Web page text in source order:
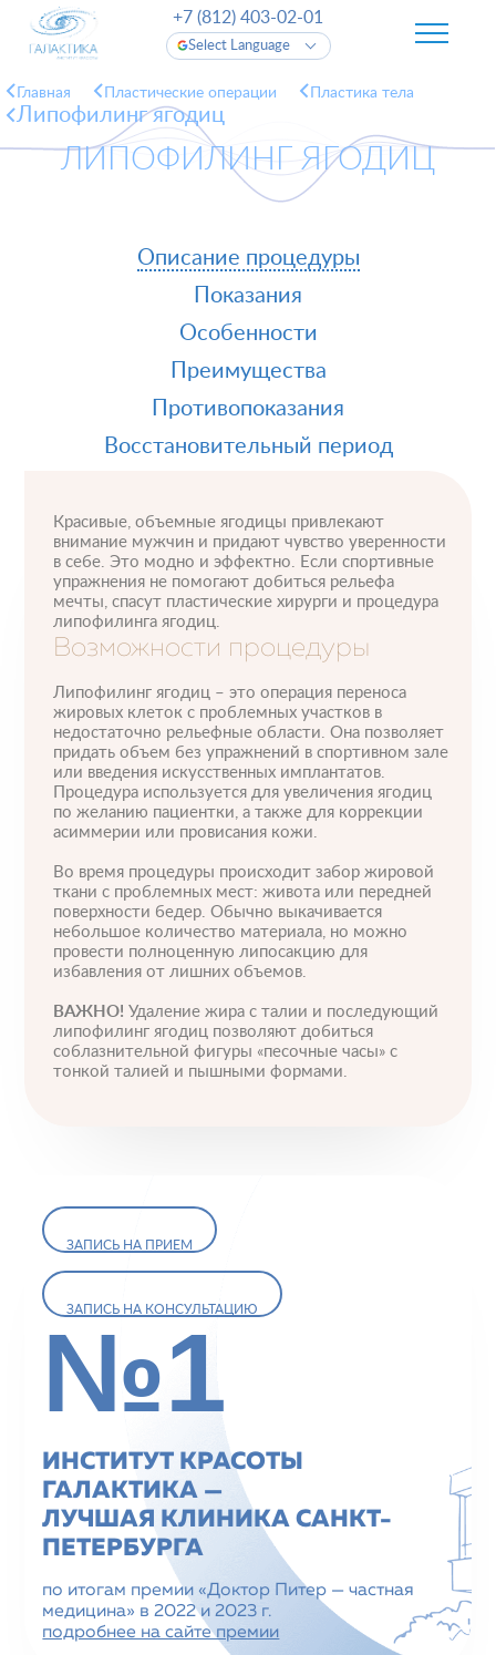
Select Language
+7 (812) 403-02-01
Главная Пластические операции Пластика тела
Липофилинг ягодиц
ЛИПОФИЛИНГ ЯГОДИЦ
Описание процедуры
Показания
Особенности
Преимущества
Противопоказания
Восстановительный период
Красивые, объемные ягодицы привлекают
внимание мужчин и придают чувство уверенности
в себе. Это модно и эффектно. Если спортивные
упражнения не помогают добиться рельефа
мечты, спасут пластические хирурги и процедура
липофилинга ягодиц.
Возможности процедуры
Липофилинг ягодиц – это операция переноса
жировых клеток с проблемных участков в
недостаточно рельефные области. Она позволяет
придать объем без упражнений в спортивном зале
или введения искусственных имплантатов.
Процедура используется для увеличения ягодиц
по желанию пациентки, а также для коррекции
асиммерии или провисания кожи.
Во время процедуры происходит забор жировой
ткани с проблемных мест: живота или передней
поверхности бедер. Обычно выкачивается
небольшое количество материала, но можно
провести полноценную липосакцию для
избавления от лишних объемов.
ВАЖНО! Удаление жира с талии и последующий
липофилинг ягодиц позволяют добиться
соблазнительной фигуры «песочные часы» с
тонкой талией и пышными формами.
№1
ЗАПИСЬ НА ПРИЕМ
ЗАПИСЬ НА КОНСУЛЬТАЦИЮ
ИНСТИТУТ КРАСОТЫ
ГАЛАКТИКА —
ЛУЧШАЯ КЛИНИКА CАНКТ-
ПЕТЕРБУРГА
по итогам премии «Доктор Питер — частная
медицина» в 2022 и 2023 г.
подробнее на сайте премии